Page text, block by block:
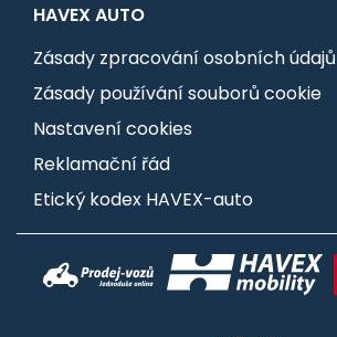
HAVEX AUTO
Zásady zpracování osobních údajů
Zásady používání souborů cookie
Nastavení cookies
Reklamační řád
Etický kodex HAVEX-auto